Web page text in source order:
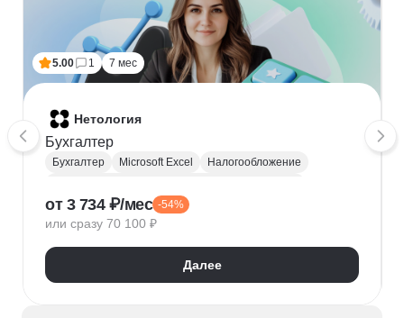
5.00 1 7 мес
Нетология
Бухгалтер
Бухгалтер Microsoft Excel
Налогообложение
Управленческий учет
Финансовый учет
1С:Бухгалтерия
Excel для экономистов
Google Таблицы
Финансовая отчетность
Налоговый учет
от 3 734 ₽/мес -54%
или сразу 70 100 ₽
Далее